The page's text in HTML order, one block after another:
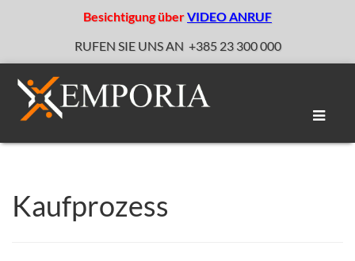
Besichtigung überVIDEO ANRUF
RUFEN SIE UNS AN +385 23 300 000
Kaufprozess